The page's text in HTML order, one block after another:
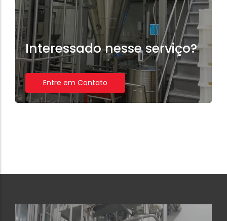
Interessado nesse serviço?
Entre em Contato